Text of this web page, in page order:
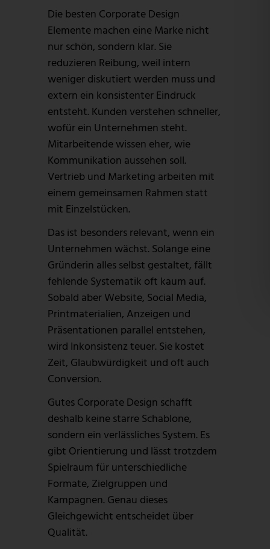
Die besten Corporate Design
Elemente machen eine Marke nicht
nur schön, sondern klar. Sie
reduzieren Reibung, weil intern
weniger diskutiert werden muss und
extern ein konsistenter Eindruck
entsteht. Kunden verstehen schneller,
wofür ein Unternehmen steht.
Mitarbeitende wissen eher, wie
Kommunikation aussehen soll.
Vertrieb und Marketing arbeiten mit
einem gemeinsamen Rahmen statt
mit Einzelstücken.
Das ist besonders relevant, wenn ein
Unternehmen wächst. Solange eine
Gründerin alles selbst gestaltet, fällt
fehlende Systematik oft kaum auf.
Sobald aber Website, Social Media,
Printmaterialien, Anzeigen und
Präsentationen parallel entstehen,
wird Inkonsistenz teuer. Sie kostet
Zeit, Glaubwürdigkeit und oft auch
Conversion.
Gutes Corporate Design schafft
deshalb keine starre Schablone,
sondern ein verlässliches System. Es
gibt Orientierung und lässt trotzdem
Spielraum für unterschiedliche
Formate, Zielgruppen und
Kampagnen. Genau dieses
Gleichgewicht entscheidet über
Qualität.